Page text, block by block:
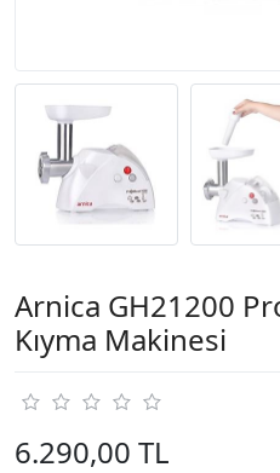
Arnica GH21200
Kıyma Makinesi
6.290,00 TL